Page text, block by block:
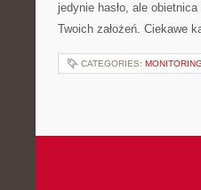
jedynie hasło, ale
Twoich założeń. Ciekawe
CATEGORIES: